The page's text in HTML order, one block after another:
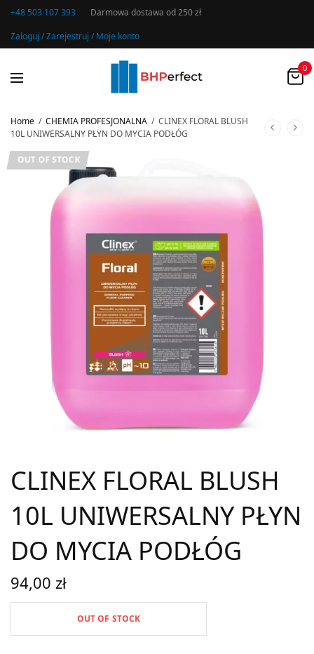
+48 503 107 393 Darmowa dostawa od 250 zł
Zaloguj / Zarejestruj / Moje konto
0
Home / CHEMIA PROFESJONALNA / CLINEX FLORAL BLUSH
10L UNIWERSALNY PŁYN DO MYCIA PODŁÓG
OUT OF STOCK
CLINEX FLORAL BLUSH
10L UNIWERSALNY PŁYN
DO MYCIA PODŁÓG
94,00 zł
OUT OF STOCK